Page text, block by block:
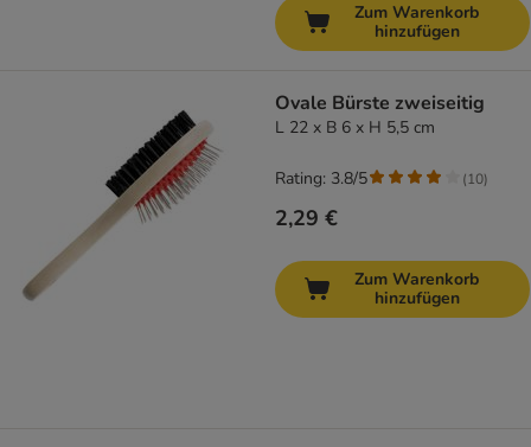
Zum Warenkorb
hinzufügen
Ovale Bürste zweiseitig
L 22 x B 6 x H 5,5 cm
2,29 €
Rating: 3.8/5 (10)
Zum Warenkorb
hinzufügen